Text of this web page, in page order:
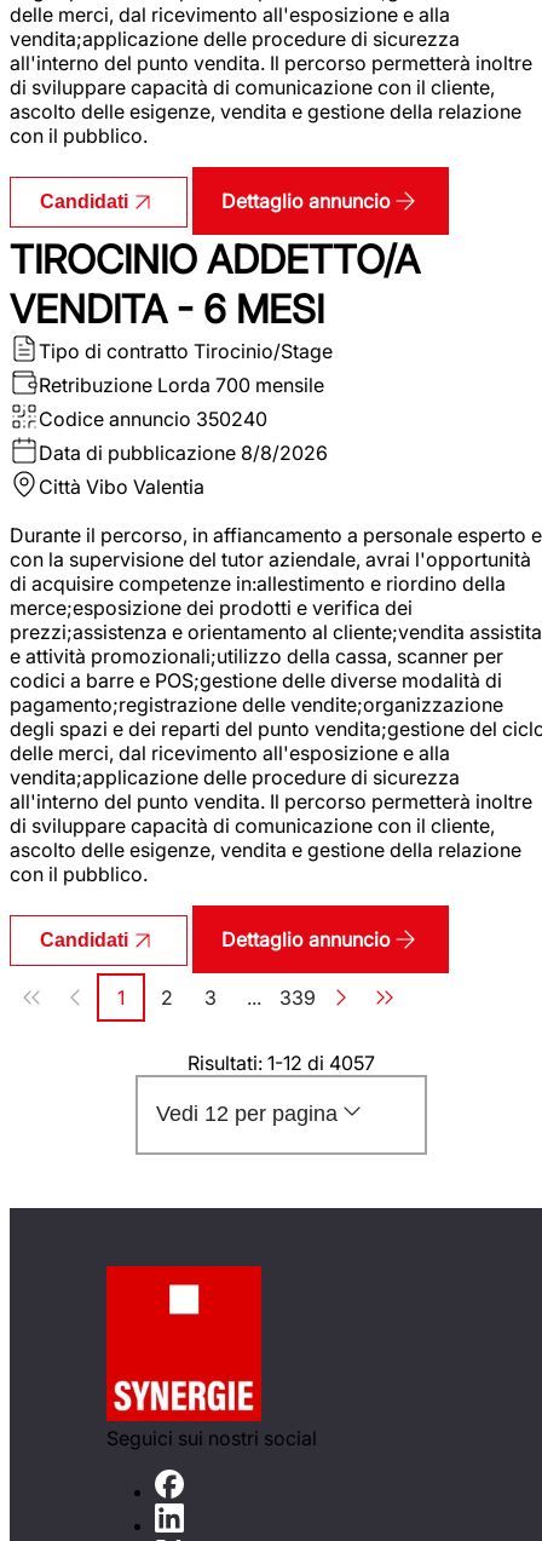
delle merci, dal ricevimento all'esposizione e alla
vendita;applicazione delle procedure di sicurezza
all'interno del punto vendita. Il percorso permetterà inoltre
di sviluppare capacità di comunicazione con il cliente,
ascolto delle esigenze, vendita e gestione della relazione
con il pubblico.
Candidati Dettaglio annuncio
TIROCINIO ADDETTO/A
VENDITA - 6 MESI
Tipo di contratto Tirocinio/Stage
Retribuzione Lorda 700 mensile
Codice annuncio 350240
Data di pubblicazione 8/8/2026
Città Vibo Valentia
Durante il percorso, in affiancamento a personale esperto e
con la supervisione del tutor aziendale, avrai l'opportunità
di acquisire competenze in:allestimento e riordino della
merce;esposizione dei prodotti e verifica dei
prezzi;assistenza e orientamento al cliente;vendita assistita
e attività promozionali;utilizzo della cassa, scanner per
codici a barre e POS;gestione delle diverse modalità di
pagamento;registrazione delle vendite;organizzazione
degli spazi e dei reparti del punto vendita;gestione del
delle merci, dal ricevimento all'esposizione e alla
vendita;applicazione delle procedure di sicurezza
all'interno del punto vendita. Il percorso permetterà inoltre
di sviluppare capacità di comunicazione con il cliente,
ascolto delle esigenze, vendita e gestione della relazione
con il pubblico.
Candidati Dettaglio annuncio
Paginazione
Pagina
1 Pagina
2 Pagina
3 ... Pagina
339
Risultati: 1-12 di 4057
Vedi 12 per pagina
Seguici sui nostri social